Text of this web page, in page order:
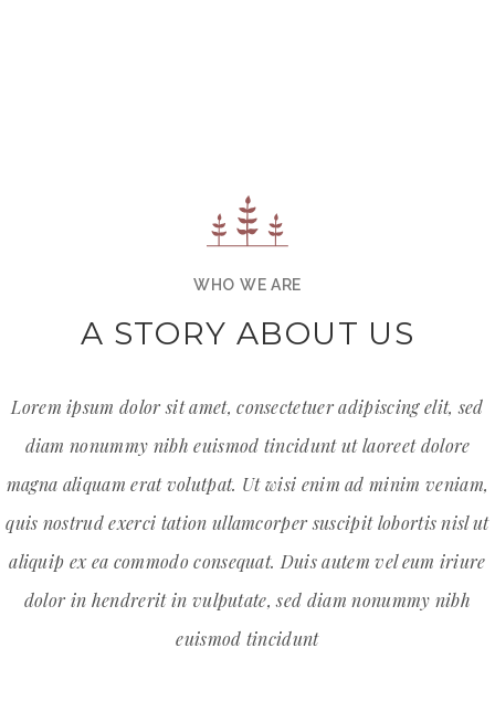
WHO WE ARE
A STORY ABOUT US
Lorem ipsum dolor sit amet, consectetuer adipiscing elit, sed
diam nonummy nibh euismod tincidunt ut laoreet dolore
magna aliquam erat volutpat. Ut wisi enim ad minim veniam,
quis nostrud exerci tation ullamcorper suscipit lobortis nisl ut
aliquip ex ea commodo consequat. Duis autem vel eum iriure
dolor in hendrerit in vulputate, sed diam nonummy nibh
euismod tincidunt